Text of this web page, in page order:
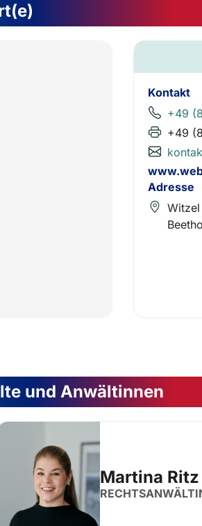
Kontakt
+49
+49
Adresse
Witzel
und Anwältinnen
Martina Ritz